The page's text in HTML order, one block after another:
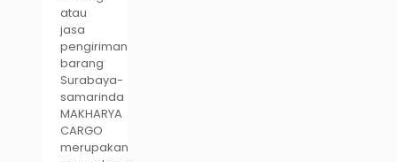
atau
jasa
pengiriman
barang
Surabaya-
samarinda
MAKHARYA
CARGO
merupakan